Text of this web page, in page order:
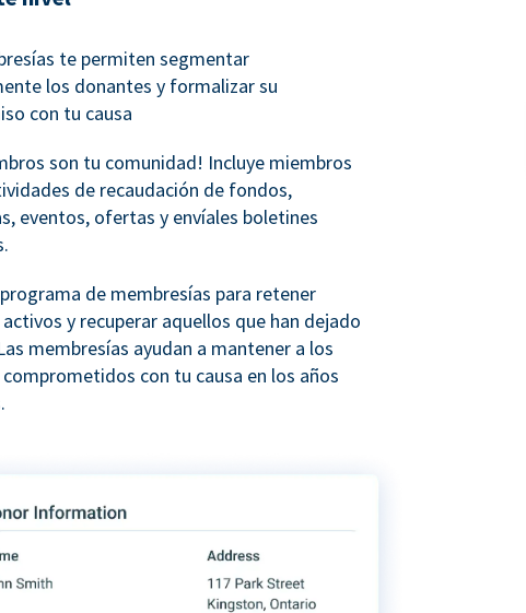
te permiten segmentar
los donantes y formalizar su
con tu causa
son tu comunidad! Incluye miembros
de recaudación de fondos,
eventos, ofertas y envíales boletines
de membresías para retener
y recuperar aquellos que han dejado
membresías ayudan a mantener a los
con tu causa en los años